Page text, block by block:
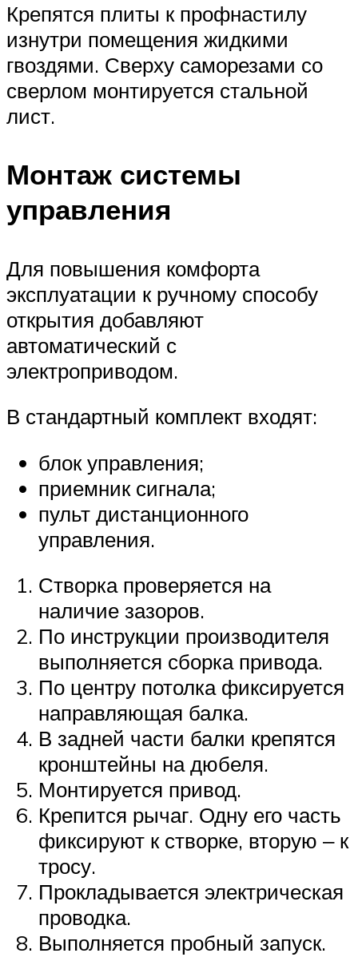
Крепятся плиты к профнастилу
изнутри помещения жидкими
гвоздями. Сверху саморезами со
сверлом монтируется стальной
лист.
Монтаж системы
управления
Для повышения комфорта
эксплуатации к ручному способу
открытия добавляют
автоматический с
электроприводом.
В стандартный комплект входят:
блок управления;
приемник сигнала;
пульт дистанционного
управления.
Створка проверяется на
наличие зазоров.
По инструкции производителя
выполняется сборка привода.
По центру потолка фиксируется
направляющая балка.
В задней части балки крепятся
кронштейны на дюбеля.
Монтируется привод.
Крепится рычаг. Одну его часть
фиксируют к створке, вторую ‒ к
тросу.
Прокладывается электрическая
проводка.
Выполняется пробный запуск.